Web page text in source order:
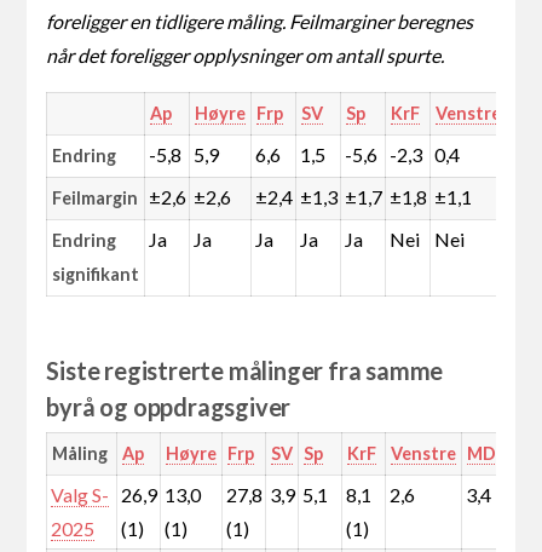
foreligger en tidligere måling. Feilmarginer beregnes
når det foreligger opplysninger om antall spurte.
Ap Høyre Frp SV Sp KrF Venstre
Endring -5,8 5,9 6,6 1,5 -5,6 -2,3 0,4
Feilmargin ±2,6 ±2,6 ±2,4 ±1,3 ±1,7 ±1,8 ±1,1
Endring
signifikant
Ja Ja Ja Ja Ja Nei Nei
Siste registrerte målinger fra samme
byrå og oppdragsgiver
Måling Ap Høyre Frp SV Sp KrF Venstre MDG
Valg S-
2025
26,9
(1)
13,0
(1)
27,8
(1)
3,9 5,1
8,1
(1)
2,6 3,4